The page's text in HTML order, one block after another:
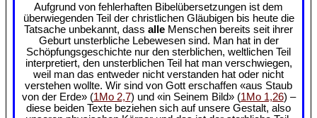
Aufgrund von fehlerhaften Bibelübersetzungen ist dem
überwiegenden Teil der christlichen Gläubigen bis heute die
Tatsache unbekannt, dass alle Menschen bereits seit ihrer
Geburt unsterbliche Lebewesen sind. Man hat in der
Schöpfungsgeschichte nur den sterblichen, weltlichen Teil
interpretiert, den unsterblichen Teil hat man verschwiegen,
weil man das entweder nicht verstanden hat oder nicht
verstehen wollte. Wir sind von Gott erschaffen «aus Staub
von der Erde» (1Mo 2,7) und «in Seinem Bild» (1Mo 1,26) –
diese beiden Texte beziehen sich auf unsere Gestalt, also